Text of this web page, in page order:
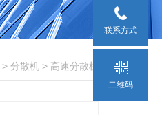
> 分散机 > 高速分散机
联系方式
二维码